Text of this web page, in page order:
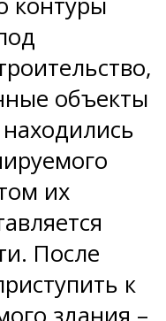
объекты
их
После
к